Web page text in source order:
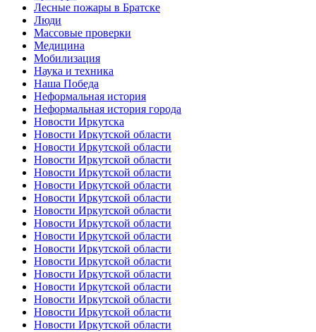
Лесные пожары в Братске
Люди
Массовые проверки
Медицина
Мобилизация
Наука и техника
Наша Победа
Неформальная история
Неформальная история города
Новости Иркутска
Новости Иркутской области
Новости Иркутской области
Новости Иркутской области
Новости Иркутской области
Новости Иркутской области
Новости Иркутской области
Новости Иркутской области
Новости Иркутской области
Новости Иркутской области
Новости Иркутской области
Новости Иркутской области
Новости Иркутской области
Новости Иркутской области
Новости Иркутской области
Новости Иркутской области
Новости Иркутской области